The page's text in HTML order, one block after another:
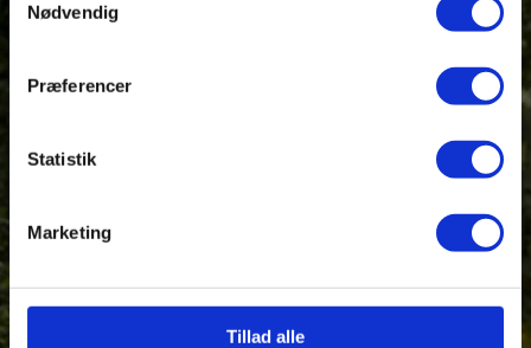
Nødvendig
Præferencer
Statistik
Marketing
Tillad alle
Kontakt os
Send en ansøgning